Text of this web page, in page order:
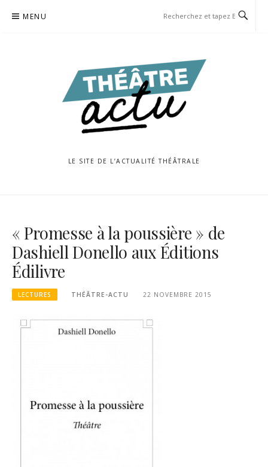
MENU
LE SITE DE L’ACTUALITÉ THÉÂTRALE
« Promesse à la poussière » de
Dashiell Donello aux Éditions
Édilivre
LECTURES THÉÂTRE-ACTU 22 NOVEMBRE 2015